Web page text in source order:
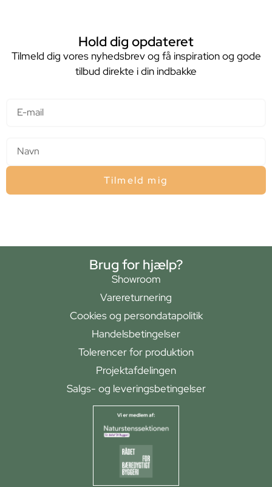
Hold dig opdateret
Tilmeld dig vores nyhedsbrev og få inspiration og gode
tilbud direkte i din indbakke
Tilmeld mig
Brug for hjælp?
Showroom
Varereturnering
Cookies og persondatapolitik
Handelsbetingelser
Tolerencer for produktion
Projektafdelingen
Salgs- og leveringsbetingelser